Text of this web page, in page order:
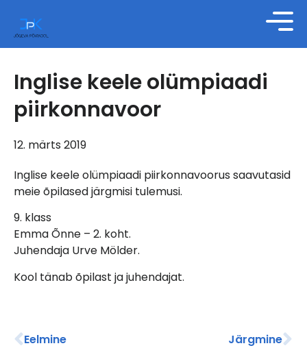
Inglise keele olümpiaadi
piirkonnavoor
12. märts 2019
Inglise keele olümpiaadi piirkonnavoorus saavutasid
meie õpilased järgmisi tulemusi.
9. klass
Emma Õnne – 2. koht.
Juhendaja Urve Mölder.
Kool tänab õpilast ja juhendajat.
Eelmine Järgmine